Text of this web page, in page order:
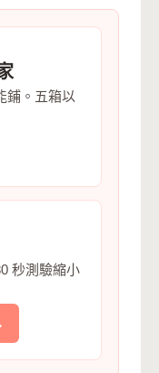
鋪。五箱以
秒測驗縮小